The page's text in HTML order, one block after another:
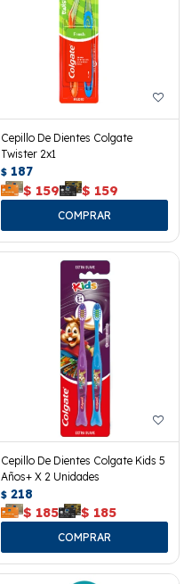
Cepillo De Dientes Colgate
Twister 2x1
$ 187
$ 159 $ 159
Cepillo De Dientes Colgate Kids 5
Años+ X 2 Unidades
$ 218
$ 185 $ 185